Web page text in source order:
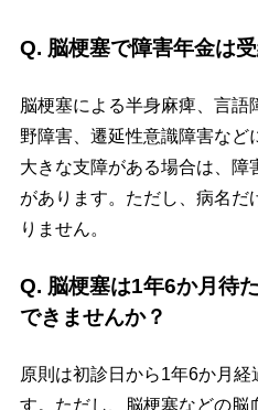
Q. 脳梗塞で障害年金は
脳梗塞による半身麻痺、言語
野障害、遷延性意識障害など
大きな支障がある場合は、障
があります。ただし、病名だ
りません。
Q. 脳梗塞は1年6か月待
できませんか？
原則は初診日から1年6か月
す。ただし、脳梗塞などの脳